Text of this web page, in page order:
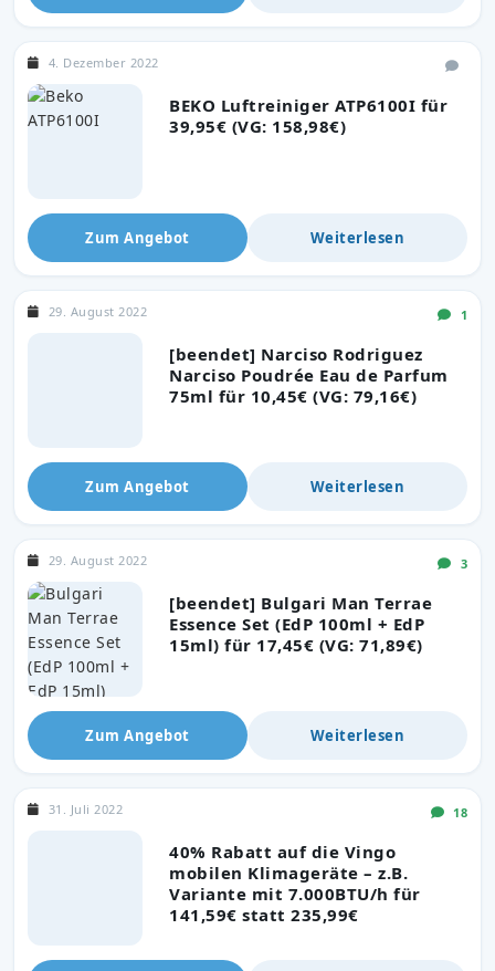
BEKO Luftreiniger ATP6100I für
39,95€ (VG: 158,98€)
4. Dezember 2022
Zum Angebot Weiterlesen
[beendet] Narciso Rodriguez
Narciso Poudrée Eau de Parfum
75ml für 10,45€ (VG: 79,16€)
29. August 2022 1
Zum Angebot Weiterlesen
[beendet] Bulgari Man Terrae
Essence Set (EdP 100ml + EdP
15ml) für 17,45€ (VG: 71,89€)
29. August 2022 3
Zum Angebot Weiterlesen
40% Rabatt auf die Vingo
mobilen Klimageräte – z.B.
Variante mit 7.000BTU/h für
141,59€ statt 235,99€
31. Juli 2022 18